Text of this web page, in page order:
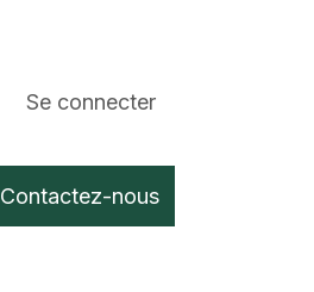
Se connecter
Contactez-nous